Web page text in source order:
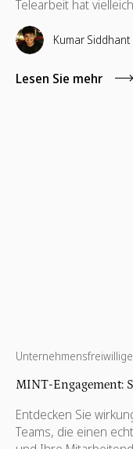
Telearbeit hat
zusammenarbeiten,
dem geändert,
menschliche
Teambuilding-Ideen
Kumar Siddhant
Lesen Sie mehr
MINT-Engagement:
Entdecken Sie
Teams, die einen